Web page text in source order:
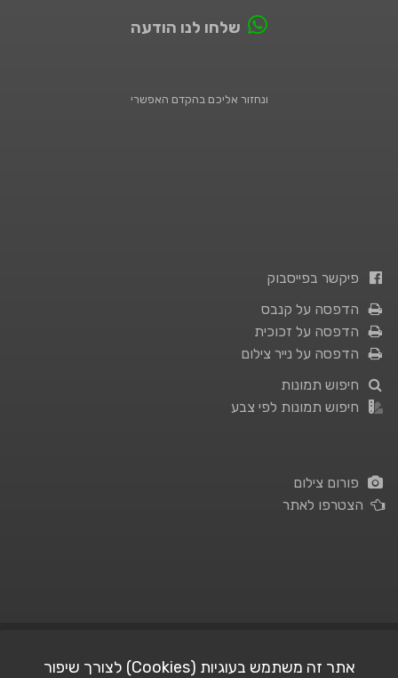
שלחו לנו הודעה
ונחזור אליכם בהקדם האפשרי
פיקשר בפייסבוק
הדפסה על קנבס
הדפסה על זכוכית
הדפסה על נייר צילום
חיפוש תמונות
חיפוש תמונות לפי צבע
פורום צילום
הצטרפו לאתר
אתר זה משתמש בעוגיות (Cookies) לצורך שיפור